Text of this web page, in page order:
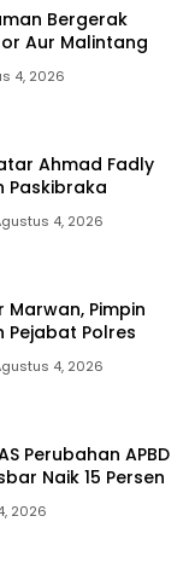
Bergerak
Aur Malintang
4, 2026
Ahmad Fadly
Paskibraka
4, 2026
Pimpin
Pejabat Polres
4, 2026
Perubahan APBD
Naik 15 Persen
2026